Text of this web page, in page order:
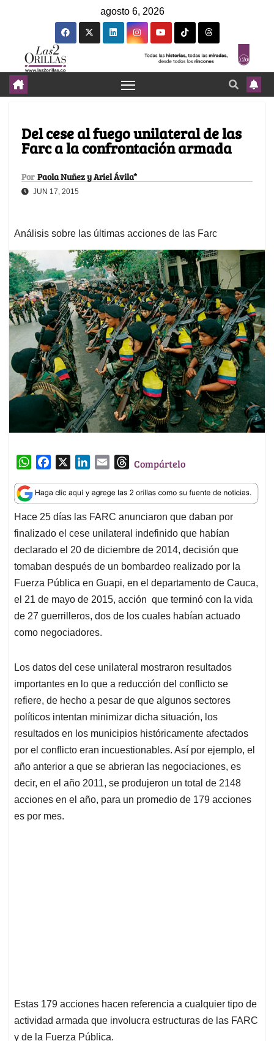
agosto 6, 2026
Del cese al fuego unilateral de las
Farc a la confrontación armada
Por Paola Nuñez y Ariel Ávila*
JUN 17, 2015
Análisis sobre las últimas acciones de las Farc
W
a
t
s
A
p
p
c
e
b
o
o
k
n
k
e
d
I
n
a
i
l
T
r
e
a
d
s
Compártelo
Hace 25 días las FARC anunciaron que daban por
finalizado el cese unilateral indefinido que habían
declarado el 20 de diciembre de 2014, decisión que
tomaban después de un bombardeo realizado por la
Fuerza Pública en Guapi, en el departamento de Cauca,
el 21 de mayo de 2015, acción que terminó con la vida
de 27 guerrilleros, dos de los cuales habían actuado
como negociadores.
Los datos del cese unilateral mostraron resultados
importantes en lo que a reducción del conflicto se
refiere, de hecho a pesar de que algunos sectores
políticos intentan minimizar dicha situación, los
resultados en los municipios históricamente afectados
por el conflicto eran incuestionables. Así por ejemplo, el
año anterior a que se abrieran las negociaciones, es
decir, en el año 2011, se produjeron un total de 2148
acciones en el año, para un promedio de 179 acciones
es por mes.
Estas 179 acciones hacen referencia a cualquier tipo de
actividad armada que involucra estructuras de las FARC
y de la Fuerza Pública.